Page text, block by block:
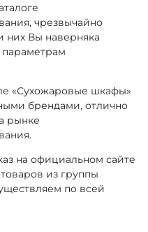
чрезвычайно
них Вы наверняка
«Сухожаровые шкафы»
брендами, отлично
рынке
на официальном сайте
из группы
по всей